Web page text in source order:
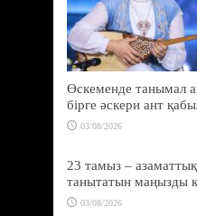
Өскеменде танымал
бірге әскери ант
03/08/2026
23 тамыз – азаматтық
танытатын маңызды
03/08/2026